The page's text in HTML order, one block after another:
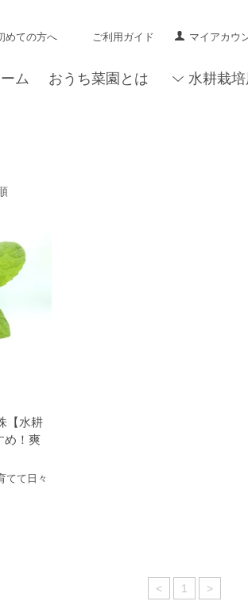
めての方へ ご利用ガイド マイアカウ
ム おうち菜園とは 水耕栽
【水耕
め！爽
てて日々
< 1 >